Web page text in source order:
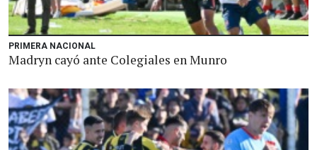
PRIMERA NACIONAL
Madryn cayó ante Colegiales en Munro